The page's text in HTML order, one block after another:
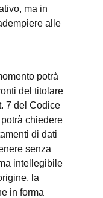
ma in
alle
potrà
del titolare
7 del Codice
chiedere
di dati
senza
intellegibile
la
in forma